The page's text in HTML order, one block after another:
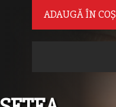
ADAUGĂ ÎN COȘ